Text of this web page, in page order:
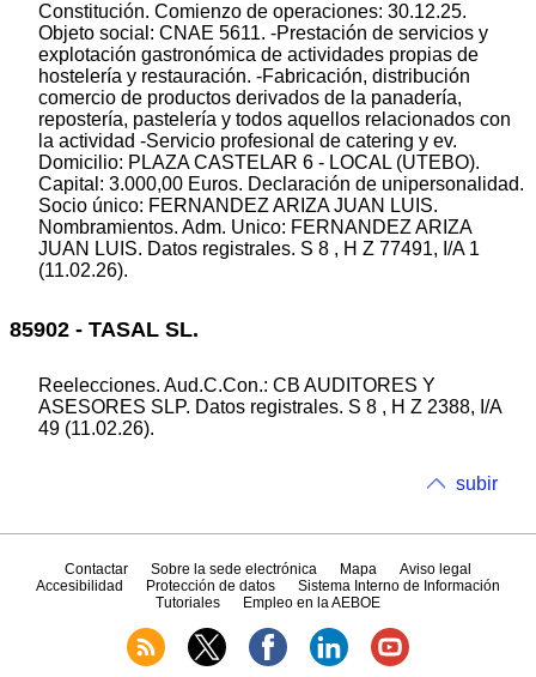
Constitución. Comienzo de operaciones: 30.12.25.
Objeto social: CNAE 5611. -Prestación de servicios y
explotación gastronómica de actividades propias de
hostelería y restauración. -Fabricación, distribución
comercio de productos derivados de la panadería,
repostería, pastelería y todos aquellos relacionados con
la actividad -Servicio profesional de catering y ev.
Domicilio: PLAZA CASTELAR 6 - LOCAL (UTEBO).
Capital: 3.000,00 Euros. Declaración de unipersonalidad.
Socio único: FERNANDEZ ARIZA JUAN LUIS.
Nombramientos. Adm. Unico: FERNANDEZ ARIZA
JUAN LUIS. Datos registrales. S 8 , H Z 77491, I/A 1
(11.02.26).
85902 - TASAL SL.
Reelecciones. Aud.C.Con.: CB AUDITORES Y
ASESORES SLP. Datos registrales. S 8 , H Z 2388, I/A
49 (11.02.26).
subir
Contactar Sobre la sede electrónica Mapa
Aviso legal
Accesibilidad
Protección de datos
Sistema Interno de Información
Tutoriales
Empleo en la AEBOE